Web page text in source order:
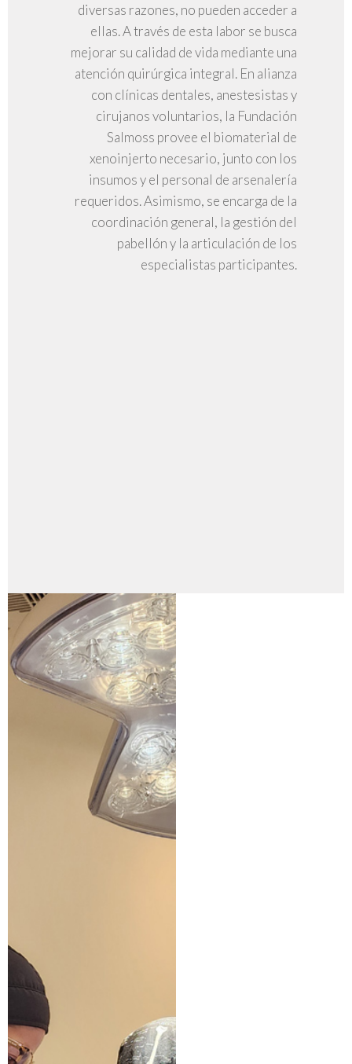
diversas razones, no pueden acceder a
ellas. A través de esta labor se busca
mejorar su calidad de vida mediante una
atención quirúrgica integral. En alianza
con clínicas dentales, anestesistas y
cirujanos voluntarios, la Fundación
Salmoss provee el biomaterial de
xenoinjerto necesario, junto con los
insumos y el personal de arsenalería
requeridos. Asimismo, se encarga de la
coordinación general, la gestión del
pabellón y la articulación de los
especialistas participantes.